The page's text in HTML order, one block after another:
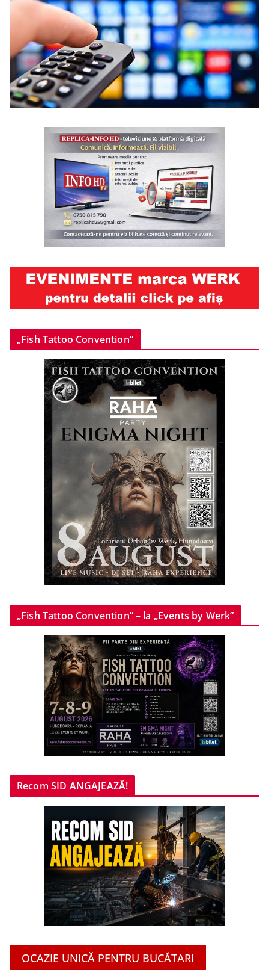
„Fish Tattoo Convention”
„Fish Tattoo Convention” – la „Events by Werk”
Recom SID ANGAJEAZĂ!
OCAZIE UNICĂ PENTRU BUCĂTARI